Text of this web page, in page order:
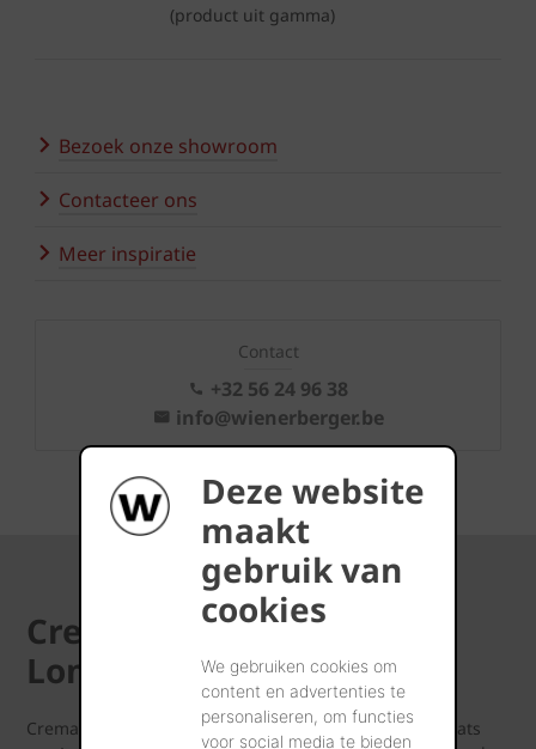
Deze website
maakt
gebruik van
cookies
We gebruiken cookies om
content en advertenties te
personaliseren, om functies
voor social media te bieden
(product uit gamma)
Bezoek onze showroom
Contacteer ons
Meer inspiratie
Contact
+32 56 24 96 38
info@wienerberger.be
Crematorium Stuifduin in
Lommel
Crematorium Stuifduin ligt naast de hoofdbegraafplaats